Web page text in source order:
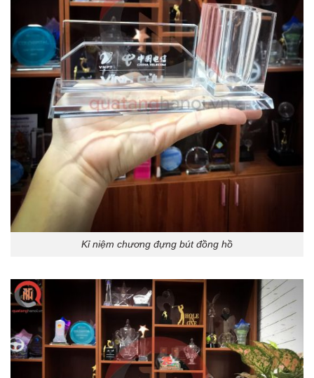
Kỉ niệm chương đựng bút đồng hồ